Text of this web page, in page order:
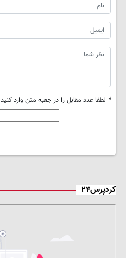
* لطفا عدد مقابل را در جعبه متن وارد کنید
کردپرس۲۴